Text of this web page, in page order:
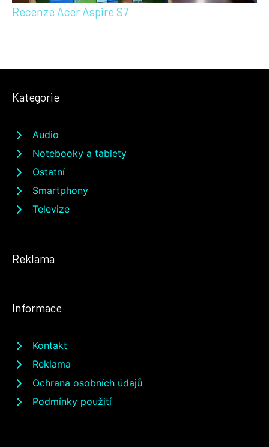
Recenze Acer Aspire S7
Kategorie
Audio
Notebooky a tablety
Ostatní
Smartphony
Televize
Reklama
Informace
Kontakt
Reklama
Ochrana osobních údajů
Podmínky použití